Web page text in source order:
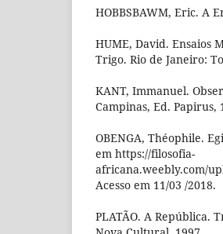
HOBBSBAWM, Eric. A
HUME, David. Ensaios
Trigo. Rio de Janeiro:
KANT, Immanuel.
Campinas, Ed. Papirus,
OBENGA, Théophile.
em https://filosofia-
africana.weebly.com/
Acesso em 11/03 /2018.
PLATÃO. A República.